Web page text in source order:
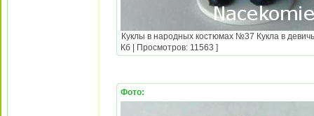
Куклы в народных костюмах №37 Кукла в
Кб | Просмотров: 11563 ]
Фото: